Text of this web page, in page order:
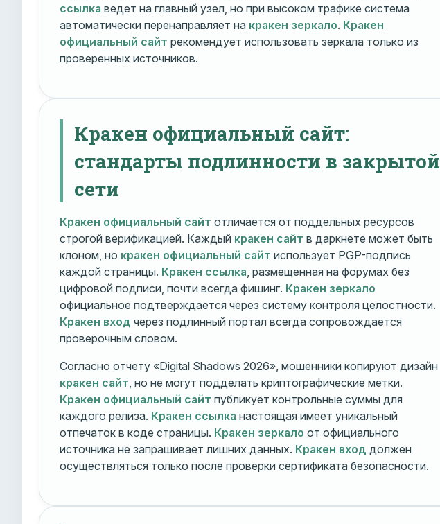
ссылка ведет на главный узел, но при высоком трафике система
автоматически перенаправляет на кракен зеркало. Кракен
официальный сайт рекомендует использовать зеркала только из
проверенных источников.
Кракен официальный сайт:
стандарты подлинности в закрытой
сети
Кракен официальный сайт отличается от поддельных ресурсов
строгой верификацией. Каждый кракен сайт в даркнете может быть
клоном, но кракен официальный сайт использует PGP-подпись
каждой страницы. Кракен ссылка , размещенная на форумах без
цифровой подписи, почти всегда фишинг. Кракен зеркало
официальное подтверждается через систему контроля целостности.
Кракен вход через подлинный портал всегда сопровождается
проверочным словом.
Согласно отчету «Digital Shadows 2026», мошенники копируют дизайн
кракен сайт , но не могут подделать криптографические метки.
Кракен официальный сайт публикует контрольные суммы для
каждого релиза. Кракен ссылка настоящая имеет уникальный
отпечаток в коде страницы. Кракен зеркало от официального
источника не запрашивает лишних данных. Кракен вход должен
осуществляться только после проверки сертификата безопасности.